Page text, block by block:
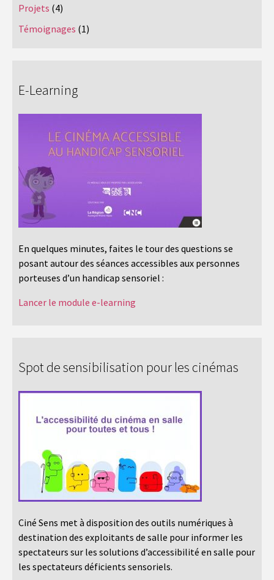
Projets (4)
Témoignages (1)
E-Learning
En quelques minutes, faites le tour des questions se
posant autour des séances accessibles aux personnes
porteuses d’un handicap sensoriel :
Lancer le module e-learning
Spot de sensibilisation pour les cinémas
Ciné Sens met à disposition des outils numériques à
destination des exploitants de salle pour informer les
spectateurs sur les solutions d’accessibilité en salle pour
les spectateurs déficients sensoriels.